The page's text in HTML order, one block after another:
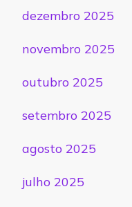
dezembro 2025
novembro 2025
outubro 2025
setembro 2025
agosto 2025
julho 2025